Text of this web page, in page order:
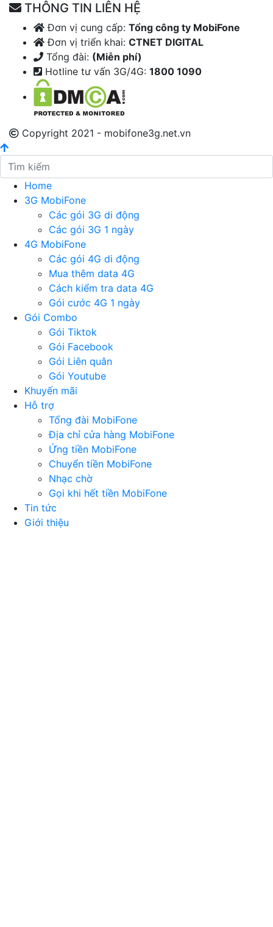
THÔNG TIN LIÊN HỆ
Đơn vị cung cấp: Tổng công ty MobiFone
Đơn vị triển khai: CTNET DIGITAL
Tổng đài: (Miễn phí)
Hotline tư vấn 3G/4G: 1800 1090
Copyright 2021 - mobifone3g.net.vn
Home
3G MobiFone
Các gói 3G di động
Các gói 3G 1 ngày
4G MobiFone
Các gói 4G di động
Mua thêm data 4G
Cách kiểm tra data 4G
Gói cước 4G 1 ngày
Gói Combo
Gói Tiktok
Gói Facebook
Gói Liên quân
Gói Youtube
Khuyến mãi
Hỗ trợ
Tổng đài MobiFone
Địa chỉ cửa hàng MobiFone
Ứng tiền MobiFone
Chuyển tiền MobiFone
Nhạc chờ
Gọi khi hết tiền MobiFone
Tin tức
Giới thiệu